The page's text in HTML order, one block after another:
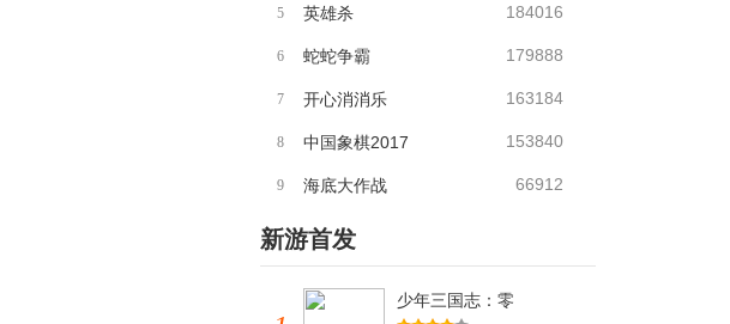
5 英雄杀 184016
6 蛇蛇争霸 179888
7 开心消消乐 163184
8 中国象棋2017 153840
9 海底大作战 66912
新游首发
少年三国志：零